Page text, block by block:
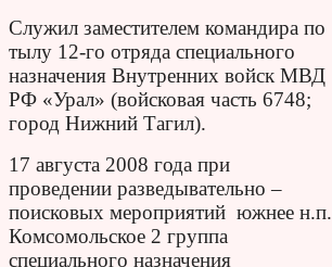
Служил заместителем командира по
тылу 12-го отряда специального
назначения Внутренних войск МВД
РФ «Урал» (войсковая часть 6748;
город Нижний Тагил).
17 августа 2008 года при
проведении разведывательно –
поисковых мероприятий южнее н.п.
Комсомольское 2 группа
специального назначения